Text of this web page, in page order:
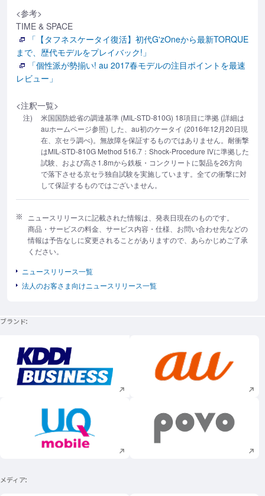
<参考>
TIME & SPACE
「【タフネスケータイ復活】初代G'zOneから最新TORQUE
まで、歴代モデルをプレイバック!」
「個性派が勢揃い! au 2017春モデルの注目ポイントを最速
レビュー」
<注釈一覧>
注)
米国国防総省の調達基準 (MIL-STD-810G) 18項目に準拠 (詳細は
auホームページ参照) した、au初のケータイ (2016年12月20日現
在、京セラ調べ)。無故障を保証するものではありません。耐衝撃
はMIL-STD-810G Method 516.7：Shock-Procedure IVに準拠した
試験、および高さ1.8mから鉄板・コンクリートに製品を26方向
で落下させる京セラ独自試験を実施しています。全ての衝撃に対
して保証するものではございません。
ニュースリリースに記載された情報は、発表日現在のものです。
商品・サービスの料金、サービス内容・仕様、お問い合わせ先などの
情報は予告なしに変更されることがありますので、あらかじめご了承
ください。
ニュースリリース一覧
法人のお客さま向けニュースリリース一覧
ブランド
新規ウィンドウで開く 新規ウィンドウで
新規ウィンドウで開く 新規ウィンドウで
メディア